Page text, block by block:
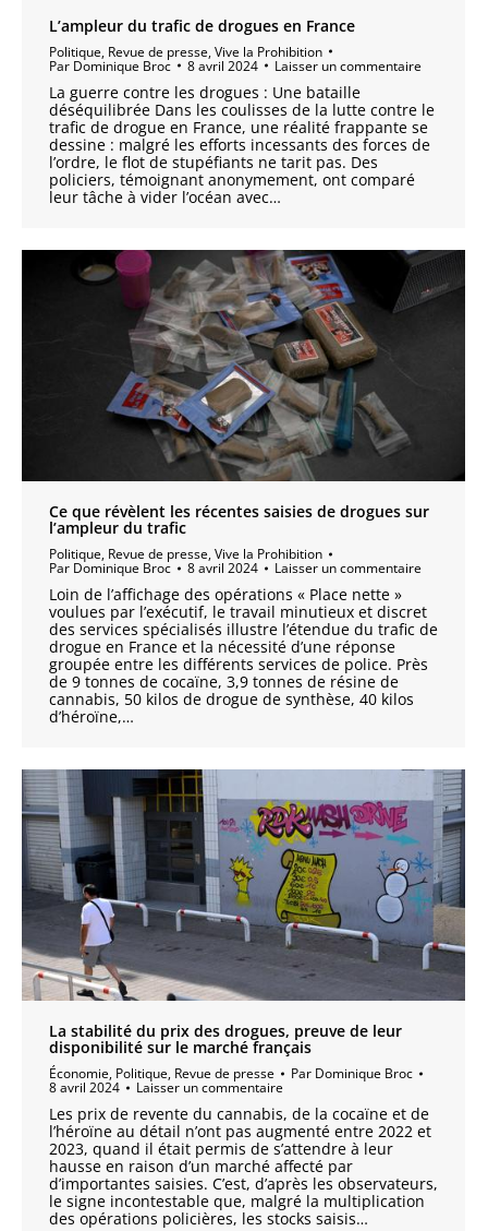
L’ampleur du trafic de drogues en France
Politique, Revue de presse,Vive la Prohibition
Par Dominique Broc 8 avril 2024 Laisser un commentaire
La guerre contre les drogues : Une bataille
déséquilibrée Dans les coulisses de la lutte contre le
trafic de drogue en France, une réalité frappante se
dessine : malgré les efforts incessants des forces de
l’ordre, le flot de stupéfiants ne tarit pas. Des
policiers, témoignant anonymement, ont comparé
leur tâche à vider l’océan avec…
Ce que révèlent les récentes saisies de drogues sur
l’ampleur du trafic
Politique, Revue de presse,Vive la Prohibition
Par Dominique Broc 8 avril 2024 Laisser un commentaire
Loin de l’affichage des opérations « Place nette »
voulues par l’exécutif, le travail minutieux et discret
des services spécialisés illustre l’étendue du trafic de
drogue en France et la nécessité d’une réponse
groupée entre les différents services de police. Près
de 9 tonnes de cocaïne, 3,9 tonnes de résine de
cannabis, 50 kilos de drogue de synthèse, 40 kilos
d’héroïne,…
La stabilité du prix des drogues, preuve de leur
disponibilité sur le marché français
Économie, Politique, Revue de presse Par Dominique Broc
8 avril 2024 Laisser un commentaire
Les prix de revente du cannabis, de la cocaïne et de
l’héroïne au détail n’ont pas augmenté entre 2022 et
2023, quand il était permis de s’attendre à leur
hausse en raison d’un marché affecté par
d’importantes saisies. C’est, d’après les observateurs,
le signe incontestable que, malgré la multiplication
des opérations policières, les stocks saisis…